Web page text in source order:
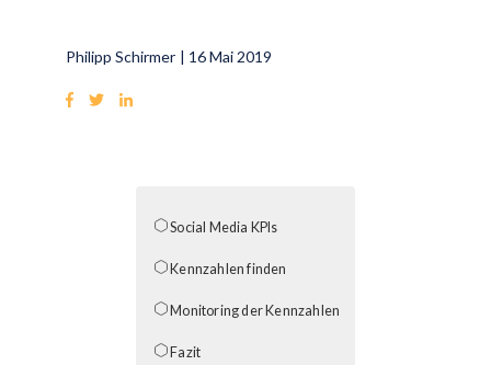
Philipp Schirmer 16 Mai 2019
Social Media KPIs
Kennzahlen finden
Monitoring der Kennzahlen
Fazit